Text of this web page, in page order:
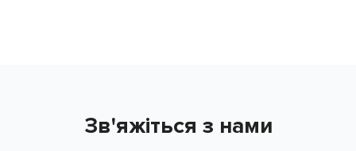
Зв'яжіться з нами